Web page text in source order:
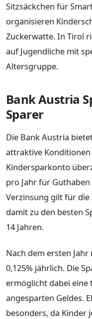
Sitzsäckchen für
organisieren
Zuckerwatte. In Tirol
auf Jugendliche mit
Altersgruppe.
Bank Austria
Sparer
Die Bank Austria
attraktive Konditionen
Kindersparkonto
pro Jahr für Guthaben
Verzinsung gilt für
damit zu den besten
14 Jahren.
Nach dem ersten
0,125% jährlich. Die
ermöglicht dabei
angesparten Geldes.
besonders, da Kinder